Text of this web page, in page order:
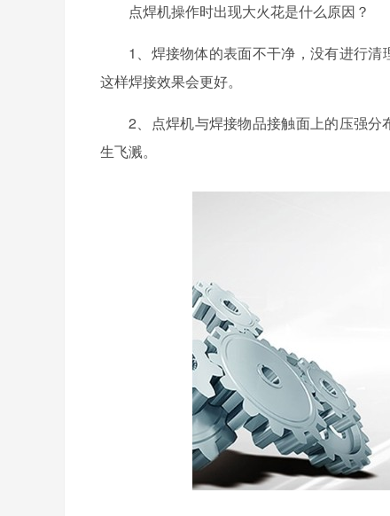
点焊机操作时出现大火花是什么原因？
1、焊接物体的表面不干净，没有进行清
这样焊接效果会更好。
2、点焊机与焊接物品接触面上的压强分
生飞溅。